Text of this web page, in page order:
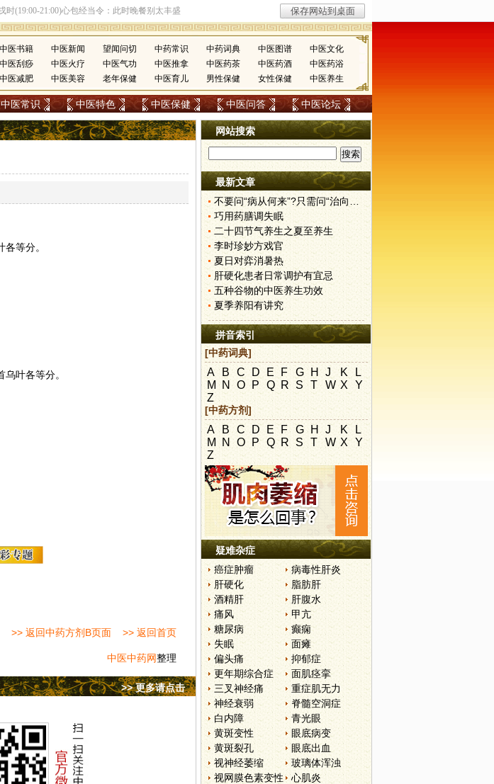
中医书籍 中医新闻 望闻问切 中药常识 中药词典 中医图谱
中医文化
中医刮痧 中医火疗 中医气功 中医推拿 中医药茶 中医药酒
中医药浴
中医减肥 中医美容 老年保健 中医育儿 男性保健 女性保健 中医养生
中医常识 中医特色 中医保健 中医问答 中医论坛
各等分。
乌叶各等分。
>> 返回中药方剂B页面 >> 返回首页
中医中药网整理
>> 更多请点击
网站搜索
最新文章
不要问“病从何来”?只需问“治向何去”?
巧用药膳调失眠
二十四节气养生之夏至养生
李时珍妙方戏官
夏日对弈消暑热
肝硬化患者日常调护有宜忌
五种谷物的中医养生功效
夏季养阳有讲究
拼音索引
[中药词典]
A B C D E F G H J K
L
M N O P Q R S T W X
Y
Z
[中药方剂]
A B C D E F G H J K
L
M N O P Q R S T W X
Y
Z
疑难杂症
癌症肿瘤
病毒性肝炎
肝硬化
脂肪肝
酒精肝
肝腹水
痛风
甲亢
糖尿病
癫痫
失眠
面瘫
偏头痛
抑郁症
更年期综合症
面肌痉挛
三叉神经痛
重症肌无力
神经衰弱
脊髓空洞症
白内障
青光眼
黄斑变性
眼底病变
黄斑裂孔
眼底出血
视神经萎缩
玻璃体浑浊
视网膜色素变性
心肌炎